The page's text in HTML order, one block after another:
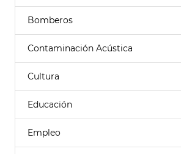
Bomberos
Contaminación Acústica
Cultura
Educación
Empleo